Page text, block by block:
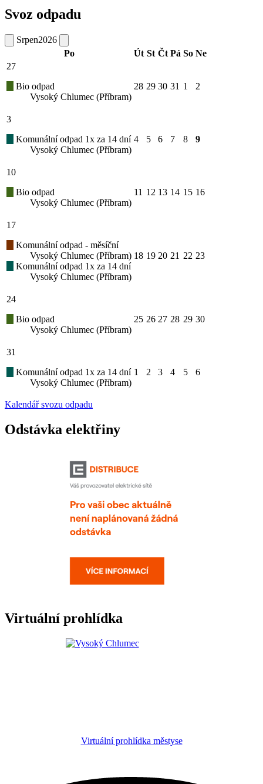
Svoz odpadu
Srpen2026
Po
Út St Čt Pá So Ne
27
Bio odpad
Vysoký Chlumec (Příbram)
28 29 30 31 1 2
3
Komunální odpad 1x za 14 dní
Vysoký Chlumec (Příbram)
4 5 6 7 8 9
10
Bio odpad
Vysoký Chlumec (Příbram)
11 12 13 14 15 16
17
Komunální odpad - měsíční
Vysoký Chlumec (Příbram)
Komunální odpad 1x za 14 dní
Vysoký Chlumec (Příbram)
18 19 20 21 22 23
24
Bio odpad
Vysoký Chlumec (Příbram)
25 26 27 28 29 30
31
Komunální odpad 1x za 14 dní
Vysoký Chlumec (Příbram)
1 2 3 4 5 6
Kalendář svozu odpadu
Odstávka elektřiny
Virtuální prohlídka
Virtuální prohlídka městyse